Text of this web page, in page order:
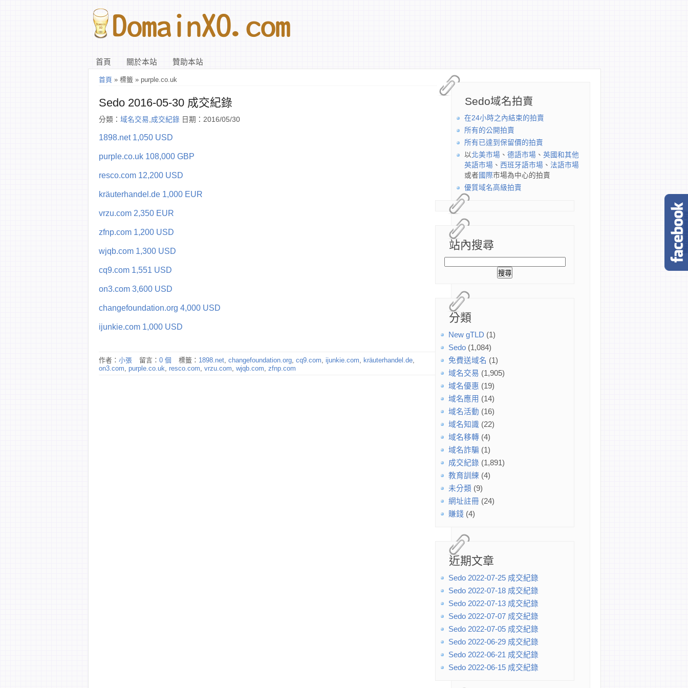
首頁 關於本站 贊助本站
Sedo域名拍賣
在24小時之內結束的拍賣
所有的公開拍賣
所有已達到保留價的拍賣
以北美市場 、 德語市場 、 英國和其他
英語市場 、 西班牙語市場 、 法語市場
或者 國際市場為中心的拍賣
優質域名高級拍賣
站內搜尋
分類
New gTLD (1)
Sedo (1,084)
免費送域名 (1)
域名交易 (1,905)
域名優惠 (19)
域名應用 (14)
域名活動 (16)
域名知識 (22)
域名移轉 (4)
域名詐騙 (1)
成交紀錄 (1,891)
教育訓練 (4)
未分類 (9)
網址註冊 (24)
賺錢 (4)
近期文章
Sedo 2022-07-25 成交紀錄
Sedo 2022-07-18 成交紀錄
Sedo 2022-07-13 成交紀錄
Sedo 2022-07-07 成交紀錄
Sedo 2022-07-05 成交紀錄
Sedo 2022-06-29 成交紀錄
Sedo 2022-06-21 成交紀錄
Sedo 2022-06-15 成交紀錄
首頁 » 標籤 » purple.co.uk
Sedo 2016-05-30 成交紀錄
分類： 域名交易,成交紀錄 日期：2016/05/30
1898.net 1,050 USD
purple.co.uk 108,000 GBP
resco.com 12,200 USD
kräuterhandel.de 1,000 EUR
vrzu.com 2,350 EUR
zfnp.com 1,200 USD
wjqb.com 1,300 USD
cq9.com 1,551 USD
on3.com 3,600 USD
changefoundation.org 4,000 USD
ijunkie.com 1,000 USD
作者： 小張 留言： 0 個 標籤： 1898.net, changefoundation.org, cq9.com, ijunkie.com, kräuterhandel.de,
on3.com, purple.co.uk, resco.com, vrzu.com, wjqb.com, zfnp.com